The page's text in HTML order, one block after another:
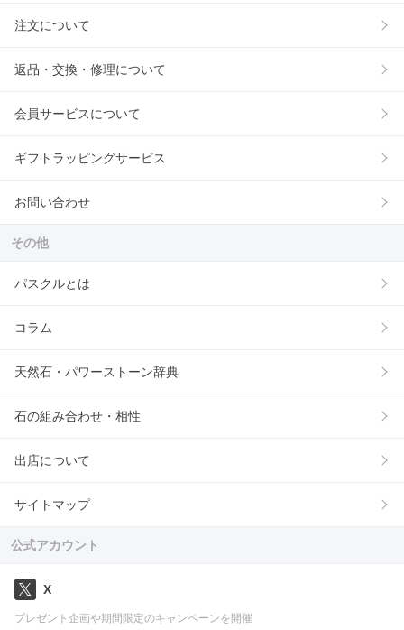
注文について
返品・交換・修理について
会員サービスについて
ギフトラッピングサービス
お問い合わせ
その他
パスクルとは
コラム
天然石・パワーストーン辞典
石の組み合わせ・相性
出店について
サイトマップ
公式アカウント
X
プレゼント企画や期間限定のキャンペーンを開催